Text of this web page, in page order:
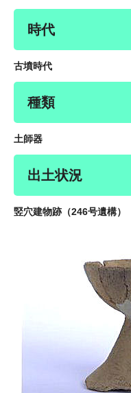
時代
古墳時代
種類
土師器
出土状況
竪穴建物跡（246号遺構）